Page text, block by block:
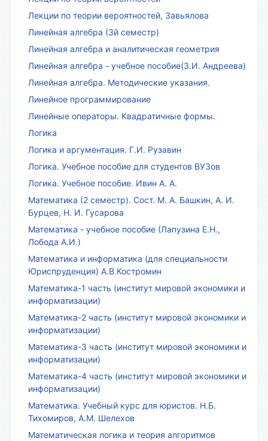
Лекции по теории вероятностей, Завьялова
Линейная алгебра (3й семестр)
Линейная алгебра и аналитическая геометрия
Линейная алгебра - учебное пособие(З.И. Андреева)
Линейная алгебра. Методические указания.
Линейное программирование
Линейные операторы. Квадратичные формы.
Логика
Логика и аргументация. Г.И. Рузавин
Логика. Учебное пособие для студентов ВУЗов
Логика. Учебное пособие. Ивин А. А.
Математика (2 семестр). Сост. М. А. Башкин, А. И.
Бурцев, Н. И. Гусарова
Математика - учебное пособие (Лапузина Е.Н.,
Лобода А.И.)
Математика и информатика (для специальности
Юриспруденция) А.В.Костромин
Математика-1 часть (институт мировой экономики и
информатизации)
Математика-2 часть (институт мировой экономики и
информатизации)
Математика-3 часть (институт мировой экономики и
информатизации)
Математика-4 часть (институт мировой экономики и
информатизации)
Математика. Учебный курс для юристов. Н.Б.
Тихомиров, А.М. Шелехов
Математическая логика и теория алгоритмов